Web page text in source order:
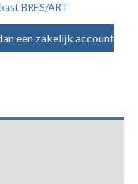
BRES/ART
een zakelijk account